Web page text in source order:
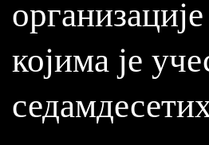
којима је